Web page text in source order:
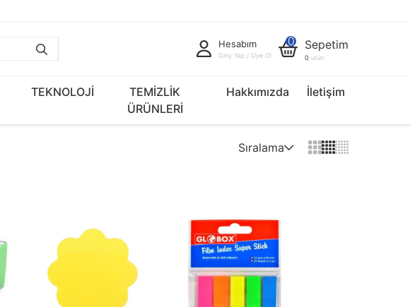
Hesabım
Giriş Yap / Üye Ol
0 Sepetim
0 ürün
TEKNOLOJİ
TEMİZLİK
ÜRÜNLERİ
Hakkımızda İletişim
Sıralama
İndirim Oranı Artan
İndirim Oranı Azalan